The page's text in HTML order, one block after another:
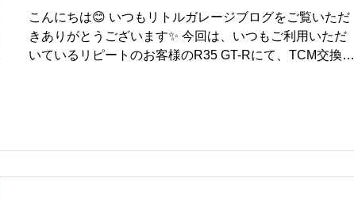
後は各部の状態を確認して納車させていただきました😊
R35 GT-Rを長く快適にお乗りいただくためには、このよ
うな定期メンテナンスが非常に重要です🚗✨ この度もご
こんにちは😊 いつもリトルガレージブログをご覧いただ
きありがとうございます✨ 今回は、いつもご利用いただ
いているリピートのお客様のR35 GT-Rにて、TCM交換お
🔧 TCMはR35 GT-RのGR6ミッションを制御する重要な